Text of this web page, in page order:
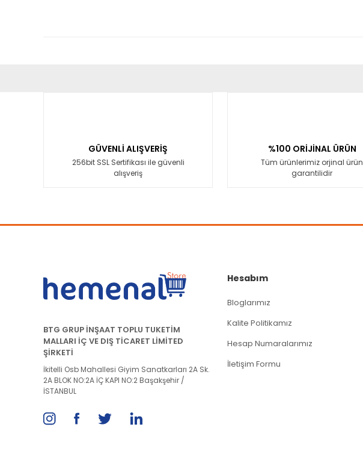
Ürün bilgilerinde hatalar bulunuyor.
Ürün fiyatı diğer sitelerden daha pahalı.
GÜVENLİ ALIŞVERİŞ
256bit SSL Sertifikası ile güvenli
alışveriş
%100 ORİJİNAL ÜRÜN
Tüm ürünlerimiz orjinal ürün
garantilidir
BTG GRUP İNŞAAT TOPLU TUKETİM
MALLARI İÇ VE DIŞ TİCARET LİMİTED
ŞİRKETİ
İkitelli Osb Mahallesi Giyim Sanatkarları 2A Sk.
2A BLOK NO:2A İÇ KAPI NO:2 Başakşehir /
İSTANBUL
Hesabım
Bloglarımız
Kalite Politikamız
Hesap Numaralarımız
İletişim Formu